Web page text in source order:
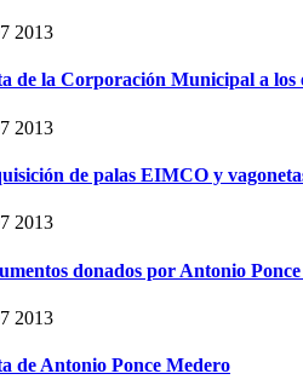
2013
de la Corporación Municipal a los
2013
de palas EIMCO y
2013
donados por Antonio
2013
de Antonio Ponce Medero